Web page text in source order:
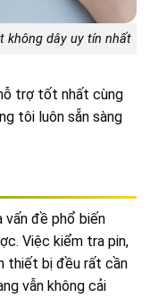
không dây uy tín nhất
trợ tốt nhất cùng
tôi luôn sẵn sàng
vấn đề phổ biến
Việc kiểm tra pin,
thiết bị đều rất cần
vẫn không cải